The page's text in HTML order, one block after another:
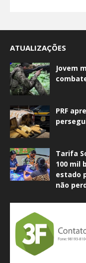
ATUALIZAÇÕES
Jovem
PRF
Tarifa
100 mil
estado
não